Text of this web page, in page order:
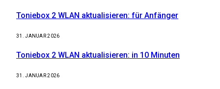
Toniebox 2 WLAN aktualisieren: für Anfänger
31. JANUAR 2026
Toniebox 2 WLAN aktualisieren: in 10 Minuten
31. JANUAR 2026